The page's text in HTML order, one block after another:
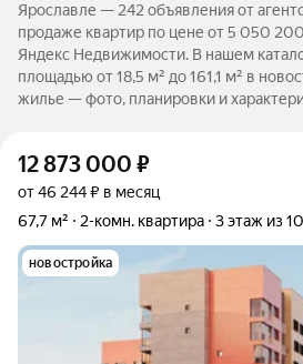
Ярославле — 242 объявления от
продаже квартир по цене от 5 050
Яндекс Недвижимости. В нашем
площадью от 18,5 м² до 161,1 м² в
жилье — фото, планировки и
12 873 000 ₽
от 46 244 ₽ в месяц
67,7 м²
2-комн. квартира 3 этаж из 10
новостройка